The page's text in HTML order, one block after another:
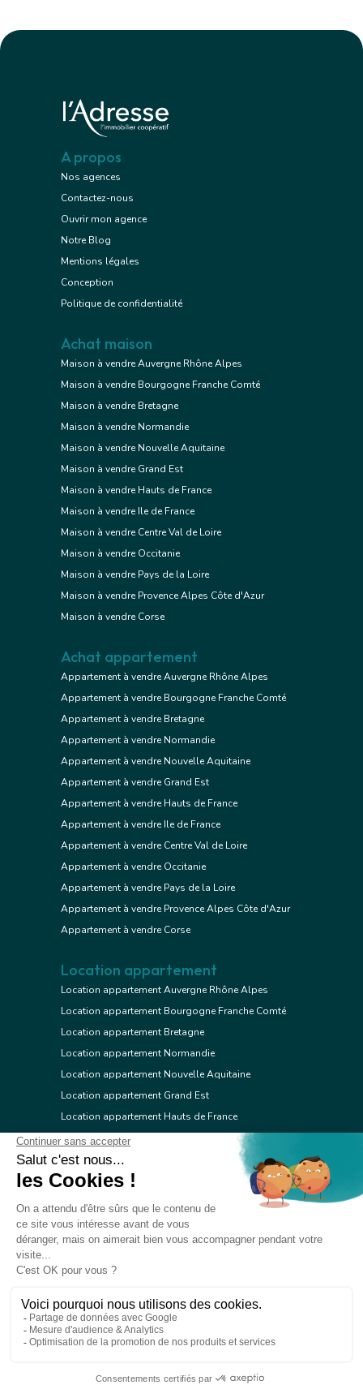
A propos
Nos agences
Contactez-nous
Ouvrir mon agence
Notre Blog
Mentions légales
Conception
Politique de confidentialité
© 2026 Réseau immobilier l'Adresse
Achat maison
Maison à vendre Auvergne Rhône Alpes
Maison à vendre Bourgogne Franche Comté
Maison à vendre Bretagne
Maison à vendre Normandie
Maison à vendre Nouvelle Aquitaine
Maison à vendre Grand Est
Maison à vendre Hauts de France
Maison à vendre Ile de France
Maison à vendre Centre Val de Loire
Maison à vendre Occitanie
Maison à vendre Pays de la Loire
Maison à vendre Provence Alpes Côte d'Azur
Maison à vendre Corse
Achat appartement
Appartement à vendre Auvergne Rhône Alpes
Appartement à vendre Bourgogne Franche Comté
Appartement à vendre Bretagne
Appartement à vendre Normandie
Appartement à vendre Nouvelle Aquitaine
Appartement à vendre Grand Est
Appartement à vendre Hauts de France
Appartement à vendre Ile de France
Appartement à vendre Centre Val de Loire
Appartement à vendre Occitanie
Appartement à vendre Pays de la Loire
Appartement à vendre Provence Alpes Côte d'Azur
Appartement à vendre Corse
Location appartement
Location appartement Auvergne Rhône Alpes
Location appartement Bourgogne Franche Comté
Location appartement Bretagne
Location appartement Normandie
Location appartement Nouvelle Aquitaine
Location appartement Grand Est
Location appartement Hauts de France
Location appartement Ile de France
Location appartement Centre Val de Loire
Location appartement Occitanie
Location appartement Provence Alpes Côte d'Azur
Location appartement Corse